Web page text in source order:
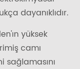
dayanıklıdır.
yüksek
camı
sağlamasını